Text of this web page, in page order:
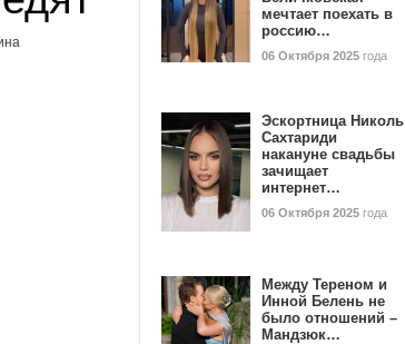
мечтает поехать в
россию…
06 Октября 2025 года
Эскортница Николь
Сахтариди
накануне свадьбы
зачищает
интернет…
06 Октября 2025 года
Между Тереном и
Инной Белень не
было отношений –
Мандзюк…